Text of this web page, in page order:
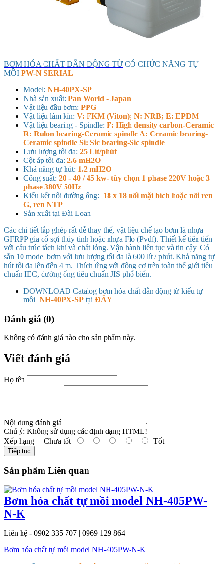
BƠM HÓA CHẤT DẪN ĐỘNG TỪCÓ CHỨC NĂNG TỰ
MỒI PW-N SERIAL
Model: NH-40PX-SP
Nhà sản xuất: Pan World - Japan
Vật liệu đầu bơm: PPG
Vật liệu làm kín: V: FKM (Viton); N: NRB; E: EPDM
Vật liệu bearing - Spindle: F: High density carbon-Ceramic
R: Rulon bearing-Ceramic spindle A: Ceramic bearing-
Ceramic spindle Si: Sic bearing-Sic spindle
Lưu lượng tối đa: 25 Lít/phút
Cột áp tối đa: 2.6 mH2O
Khả năng tự hút: 1.2 mH2O
Công suất: 20 - 40 / 45 kw- tùy chọn 1 phase 220V hoặc 3
phase 380V 50Hz
Kiểu kết nối đường ống: 18 x 18 nối mặt bích hoặc nối ren
G, ren NTP
Sản xuất tại Đài Loan
Các chi tiết lắp ghép rất dễ thay thế, vật liệu chế tạo bơm là nhựa
GFRPP gia cố sợi thủy tinh hoặc nhựa Flo (Pvdf). Thiết kế tiên tiến
với cấu trúc tách khí và chất lỏng. Vận hành liên tục và tin cậy. Có
sẵn 10 model bơm với lưu lượng tối đa là 600 lít / phút. Khả năng tự
hút tối đa lên đến 4 m. Thích ứng với động cơ trên toàn thế giới tiêu
chuẩn IEC, đường ống tiêu chuẩn JIS phổ biến.
DOWNLOAD Catalog bơm hóa chất dẫn động từ kiểu tự
mồi NH-40PX-SP tại ĐÂY
Đánh giá (0)
Không có đánh giá nào cho sản phẩm này.
Viết đánh giá
Họ tên
Nội dung đánh giá
Chú ý: Không sử dụng các định dạng HTML!
Xếp hạng Chưa tốt Tốt
Tiếp tục
Sản phẩm Liên quan
Bơm hóa chất tự mồi model NH-405PW-
N-K
Liên hệ - 0902 335 707 | 0969 129 864
Bơm hóa chất tự mồi model NH-405PW-N-K